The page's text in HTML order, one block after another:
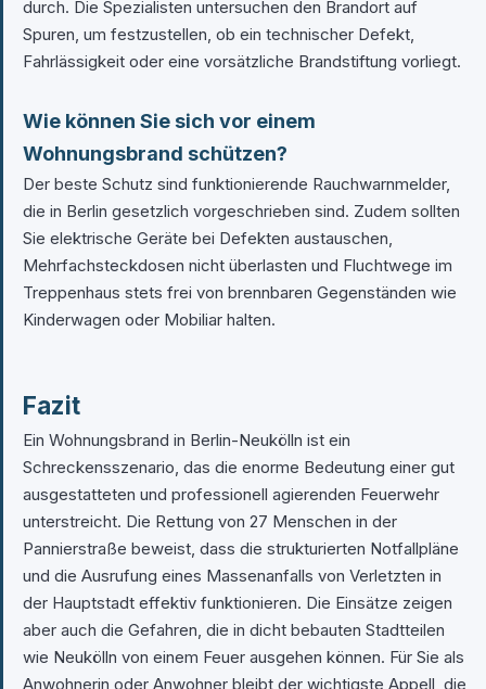
durch. Die Spezialisten untersuchen den Brandort auf
Spuren, um festzustellen, ob ein technischer Defekt,
Fahrlässigkeit oder eine vorsätzliche Brandstiftung vorliegt.
Wie können Sie sich vor einem
Wohnungsbrand schützen?
Der beste Schutz sind funktionierende Rauchwarnmelder,
die in Berlin gesetzlich vorgeschrieben sind. Zudem sollten
Sie elektrische Geräte bei Defekten austauschen,
Mehrfachsteckdosen nicht überlasten und Fluchtwege im
Treppenhaus stets frei von brennbaren Gegenständen wie
Kinderwagen oder Mobiliar halten.
Fazit
Ein Wohnungsbrand in Berlin-Neukölln ist ein
Schreckensszenario, das die enorme Bedeutung einer gut
ausgestatteten und professionell agierenden Feuerwehr
unterstreicht. Die Rettung von 27 Menschen in der
Pannierstraße beweist, dass die strukturierten Notfallpläne
und die Ausrufung eines Massenanfalls von Verletzten in
der Hauptstadt effektiv funktionieren. Die Einsätze zeigen
aber auch die Gefahren, die in dicht bebauten Stadtteilen
wie Neukölln von einem Feuer ausgehen können. Für Sie als
Anwohnerin oder Anwohner bleibt der wichtigste Appell, die